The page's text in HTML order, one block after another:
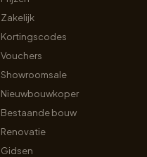
Zakelijk
Kortingscodes
Vouchers
Showroomsale
Nieuwbouwkoper
Bestaande bouw
Renovatie
Gidsen